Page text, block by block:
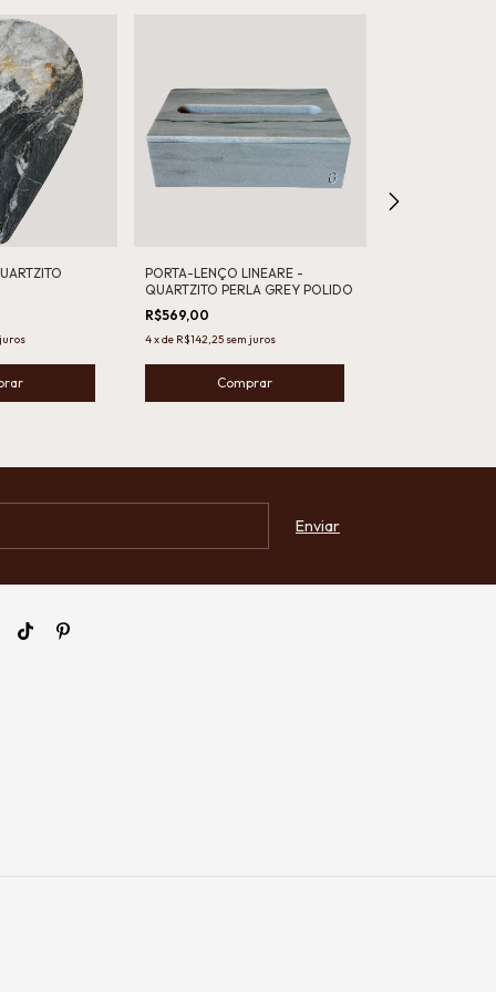
PORTA-LENÇO LINEARE -
QUARTZITO PERLA GREY POLIDO
R$569,00
4xde R$142,25 sem juros